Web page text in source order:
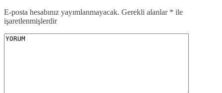
E-posta hesabınız yayımlanmayacak. Gerekli alanlar * ile
işaretlenmişlerdir